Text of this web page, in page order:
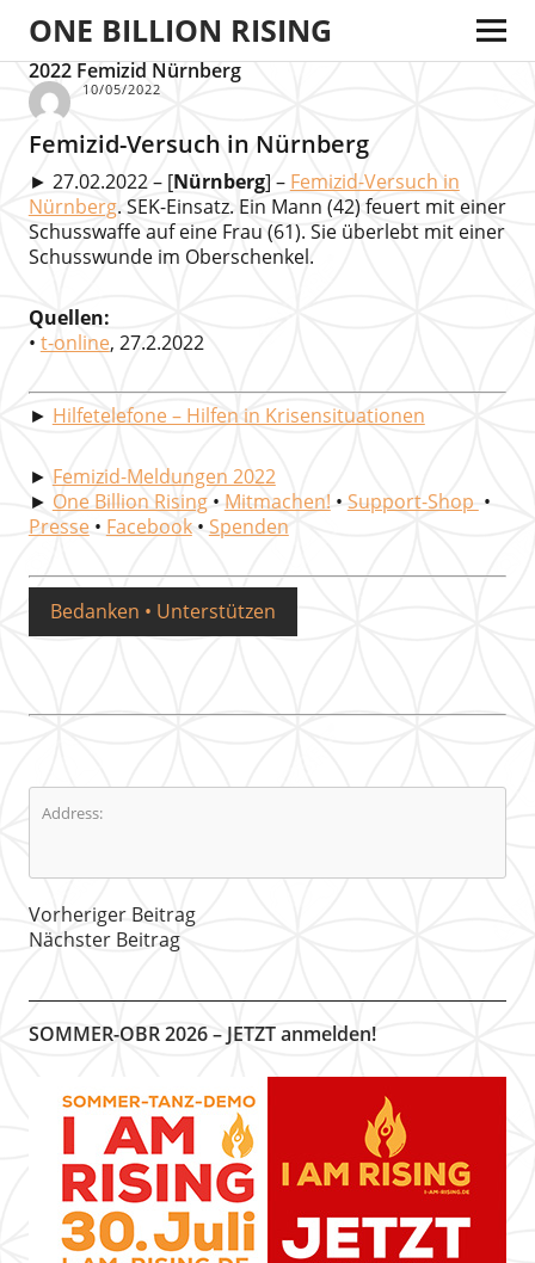
ONE BILLION RISING
2022 Femizid Nürnberg
10/05/2022
Femizid-Versuch in Nürnberg
► 27.02.2022 – [Nürnberg] – Femizid-Versuch in
Nürnberg. SEK-Einsatz. Ein Mann (42) feuert mit einer
Schusswaffe auf eine Frau (61). Sie überlebt mit einer
Schusswunde im Oberschenkel.
Quellen:
• t-online, 27.2.2022
► Hilfetelefone – Hilfen in Krisensituationen
► Femizid-Meldungen 2022
► One Billion Rising• Mitmachen! • Support-Shop •
Presse • Facebook• Spenden
Bedanken • Unterstützen
Address:
Vorheriger Beitrag
Nächster Beitrag
SOMMER-OBR 2026 – JETZT anmelden!